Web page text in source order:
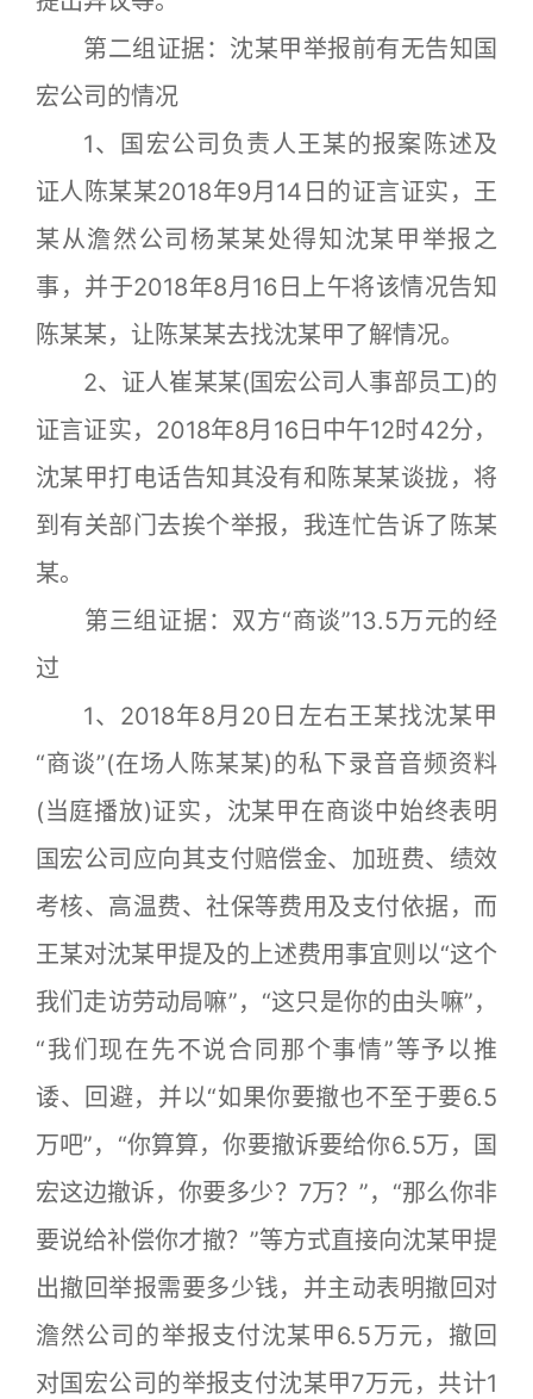
第二组证据：沈某甲举报前有无告知国
宏公司的情况
1、国宏公司负责人王某的报案陈述及
证人陈某某2018年9月14日的证言证实，王
某从澹然公司杨某某处得知沈某甲举报之
事，并于2018年8月16日上午将该情况告知
陈某某，让陈某某去找沈某甲了解情况。
2、证人崔某某(国宏公司人事部员工)的
证言证实，2018年8月16日中午12时42分，
沈某甲打电话告知其没有和陈某某谈拢，将
到有关部门去挨个举报，我连忙告诉了陈某
某。
第三组证据：双方“商谈”13.5万元的经
过
1、2018年8月20日左右王某找沈某甲
“商谈”(在场人陈某某)的私下录音音频资料
(当庭播放)证实，沈某甲在商谈中始终表明
国宏公司应向其支付赔偿金、加班费、绩效
考核、高温费、社保等费用及支付依据，而
王某对沈某甲提及的上述费用事宜则以“这个
我们走访劳动局嘛”，“这只是你的由头嘛”，
“我们现在先不说合同那个事情”等予以推
诿、回避，并以“如果你要撤也不至于要6.5
万吧”，“你算算，你要撤诉要给你6.5万，国
宏这边撤诉，你要多少？7万？”，“那么你非
要说给补偿你才撤？”等方式直接向沈某甲提
出撤回举报需要多少钱，并主动表明撤回对
澹然公司的举报支付沈某甲6.5万元，撤回
对国宏公司的举报支付沈某甲7万元，共计1